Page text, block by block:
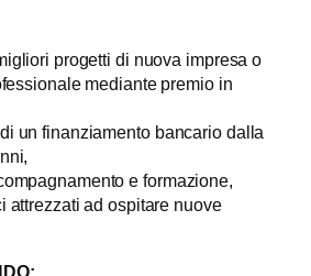
progetti di nuova impresa o
mediante premio in
un finanziamento bancario dalla
e formazione,
attrezzati ad ospitare nuove